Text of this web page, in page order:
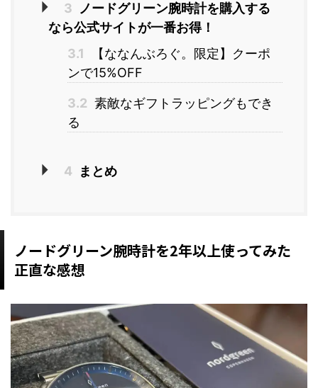
3
ノードグリーン腕時計を購入する
なら公式サイトが一番お得！
3.1
【ななんぶろぐ。限定】クーポ
ンで15%OFF
3.2 素敵なギフトラッピングもでき
る
4 まとめ
ノードグリーン腕時計を2年以上使ってみた
正直な感想